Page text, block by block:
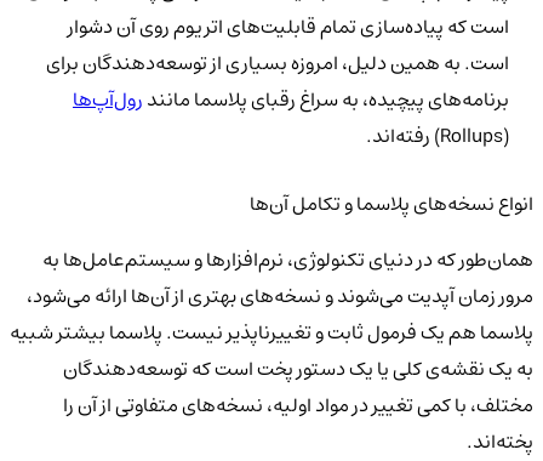
است که پیاده‌سازی تمام قابلیت‌های اتریوم روی آن دشوار
است. به همین دلیل، امروزه بسیاری از توسعه‌دهندگان برای
برنامه‌های پیچیده، به سراغ رقبای پلاسما مانندرول‌آپ‌ها
انواع نسخه‌های پلاسما و تکامل آن‌ها
همان‌طور که در دنیای تکنولوژی، نرم‌افزارها و سیستم‌عامل‌ها به
مرور زمان آپدیت می‌شوند و نسخه‌های بهتری از آن‌ها ارائه می‌شود،
پلاسما هم یک فرمول ثابت و تغییرناپذیر نیست. پلاسما بیشتر شبیه
به یک نقشه‌ی کلی یا یک دستور پخت است که توسعه‌دهندگان
مختلف، با کمی تغییر در مواد اولیه، نسخه‌های متفاوتی از آن را
پخته‌اند.